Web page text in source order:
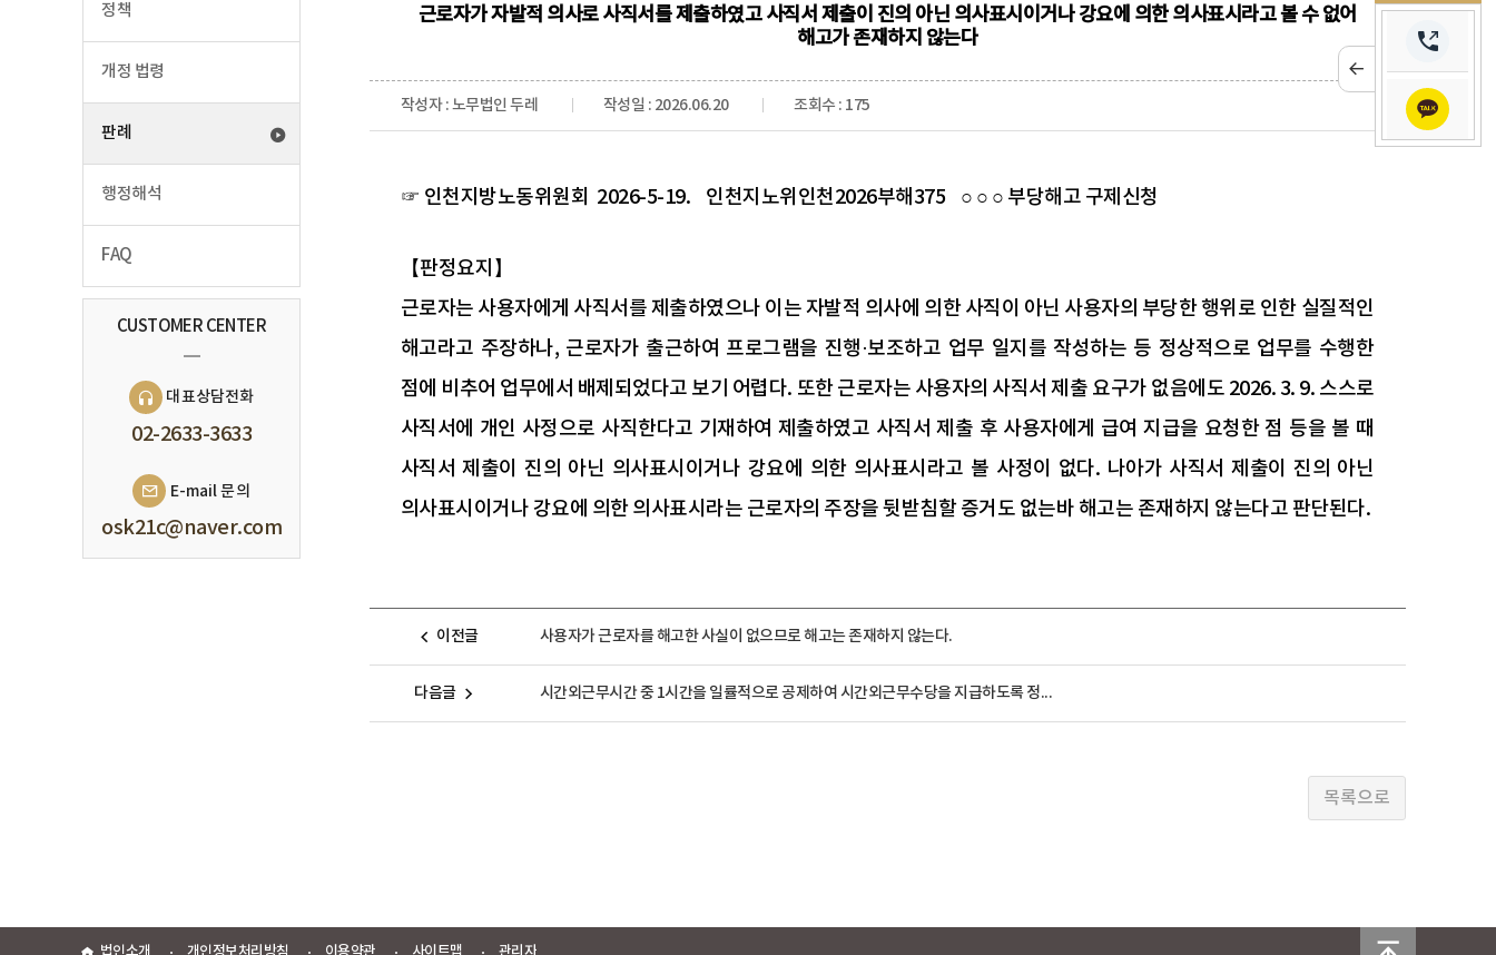
정책
개정 법령
판례
행정해석
FAQ
CUSTOMER CENTER
대표상담전화
02-2633-3633
E-mail 문의
osk21c@naver.com
근로자가 자발적 의사로 사직서를 제출하였고 사직서 제출이 진의 아닌 의사표시이거나 강요에 의한 의사표시라고 볼 수 없어
해고가 존재하지 않는다
작성자 : 노무법인 두레 작성일 : 2026.06.20 조회수 : 175
☞ 인천지방노동위원회 2026-5-19. 인천지노위인천2026부해375 ○ ○ ○ 부당해고 구제신청
【판정요지】
근로자는 사용자에게 사직서를 제출하였으나 이는 자발적 의사에 의한 사직이 아닌 사용자의 부당한 행위로 인한 실질적인
해고라고 주장하나, 근로자가 출근하여 프로그램을 진행·보조하고 업무 일지를 작성하는 등 정상적으로 업무를 수행한
점에 비추어 업무에서 배제되었다고 보기 어렵다. 또한 근로자는 사용자의 사직서 제출 요구가 없음에도 2026. 3. 9. 스스로
사직서에 개인 사정으로 사직한다고 기재하여 제출하였고 사직서 제출 후 사용자에게 급여 지급을 요청한 점 등을 볼 때
사직서 제출이 진의 아닌 의사표시이거나 강요에 의한 의사표시라고 볼 사정이 없다. 나아가 사직서 제출이 진의 아닌
의사표시이거나 강요에 의한 의사표시라는 근로자의 주장을 뒷받침할 증거도 없는바 해고는 존재하지 않는다고 판단된다.
이전글 사용자가 근로자를 해고한 사실이 없으므로 해고는 존재하지 않는다.
다음글 시간외근무시간 중 1시간을 일률적으로 공제하여 시간외근무수당을 지급하도록 정...
법인소개 개인정보처리방침 이용약관 사이트맵 관리자